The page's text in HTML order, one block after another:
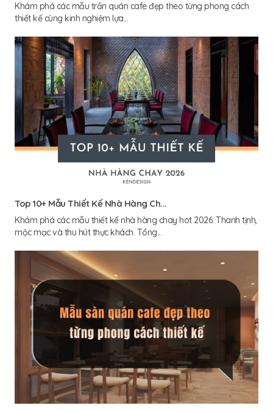
Khám phá các mẫu trần quán cafe đẹp theo từng phong cách
thiết kế cùng kinh nghiệm lựa...
Top 10+ Mẫu Thiết Kế Nhà Hàng Ch...
Khám phá các mẫu thiết kế nhà hàng chay hot 2026: Thanh tịnh,
mộc mạc và thu hút thực khách. Tổng...